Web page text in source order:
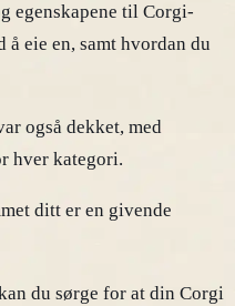
egenskapene til Corgi-
eie en, samt hvordan du
også dekket, med
hver kategori.
ditt er en givende
du sørge for at din Corgi